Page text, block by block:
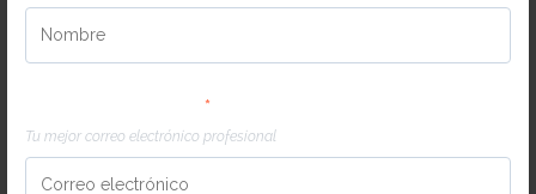
*
Tu mejor correo electrónico profesional
Our Results Do The Talking